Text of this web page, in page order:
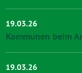
19.03.26
Kommunen beim
19.03.26